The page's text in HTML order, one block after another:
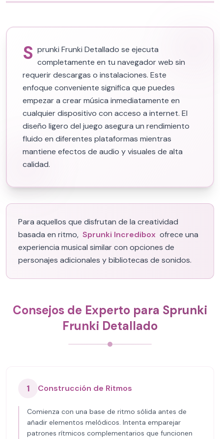
S prunki Frunki Detallado se ejecuta
completamente en tu navegador web sin
requerir descargas o instalaciones. Este
enfoque conveniente significa que puedes
empezar a crear música inmediatamente en
cualquier dispositivo con acceso a internet. El
diseño ligero del juego asegura un rendimiento
fluido en diferentes plataformas mientras
mantiene efectos de audio y visuales de alta
calidad.
Para aquellos que disfrutan de la creatividad
basada en ritmo, Sprunki Incredibox ofrece una
experiencia musical similar con opciones de
personajes adicionales y bibliotecas de sonidos.
Consejos de Experto para Sprunki
Frunki Detallado
1 Construcción de Ritmos
Comienza con una base de ritmo sólida antes de
añadir elementos melódicos. Intenta emparejar
patrones rítmicos complementarios que funcionen